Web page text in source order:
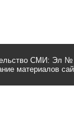
СМИ: Эл №
материалов